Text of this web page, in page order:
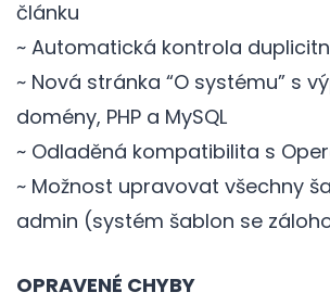
článku
~ Automatická kontrola
~ Nová stránka “O systému” s
domény, PHP a MySQL
~ Odladěná kompatibilita s
~ Možnost upravovat všechny
admin (systém šablon se
OPRAVENÉ CHYBY